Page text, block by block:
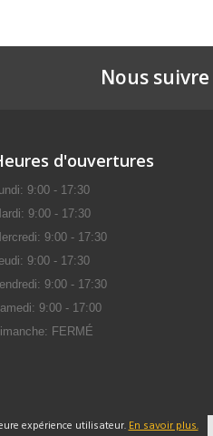
Nous suivre
d'ouvertures
9:00 - 17:30
9:00 - 17:30
9:00 - 17:30
9:00 - 17:30
9:00 - 17:30
9:00 - 17:00
FERMÉ
expérience utilisateur.En savoir plus.